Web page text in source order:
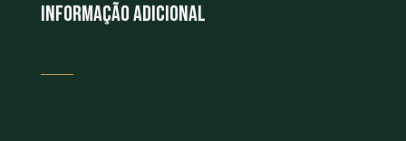
Informação adicional